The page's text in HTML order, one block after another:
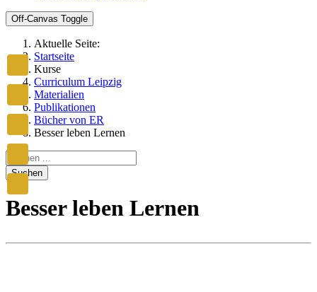
Off-Canvas Toggle
Aktuelle Seite:
Startseite
Kurse
Curriculum Leipzig
Materialien
Publikationen
Bücher von ER
Besser leben Lernen
Suchen
Besser leben Lernen